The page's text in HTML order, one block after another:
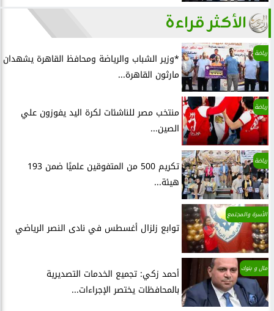
الأكثر قراءة
رياضة
*وزير الشباب والرياضة ومحافظ القاهرة يشهدان
مارثون القاهرة...
رياضة
منتخب مصر للناشئات لكرة اليد يفوزون علي
الصين...
رياضة
تكريم 500 من المتفوقين علميًا ضمن 193
هيئة...
الأسرة والمجتمع
توابع زلزال أغسطس في نادى النصر الرياضي
مال و بنوك
أحمد زكي: تجميع الخدمات التصديرية
بالمحافظات يختصر الإجراءات...